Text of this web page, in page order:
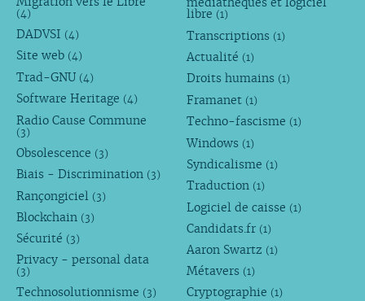
(4)
DADVSI (4)
Site web (4)
Trad-GNU (4)
Software Heritage (4)
Radio Cause Commune
(3)
Obsolescence (3)
Biais - Discrimination (3)
Rançongiciel (3)
Blockchain (3)
Sécurité (3)
Privacy - personal data
(3)
Technosolutionnisme (3)
médiathèques et logiciel
libre (1)
Transcriptions (1)
Actualité (1)
Droits humains (1)
Framanet (1)
Techno-fascisme (1)
Windows (1)
Syndicalisme (1)
Traduction (1)
Logiciel de caisse (1)
Candidats.fr (1)
Aaron Swartz (1)
Métavers (1)
Cryptographie (1)